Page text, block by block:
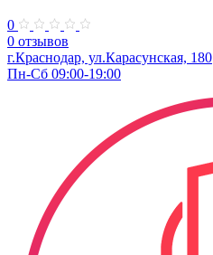
0
0 отзывов
​г.Краснодар, ул.Карасунская, 180
Пн-Сб 09:00-19:00